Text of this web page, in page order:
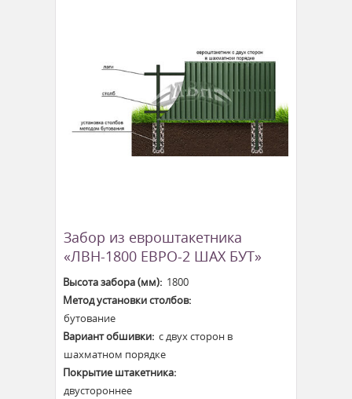
Забор из евроштакетника
«ЛВН-1800 ЕВРО-2 ШАХ БУТ»
Высота забора (мм):1800
Метод установки столбов:
бутование
Вариант обшивки:с двух сторон в
шахматном порядке
Покрытие штакетника:
двустороннее